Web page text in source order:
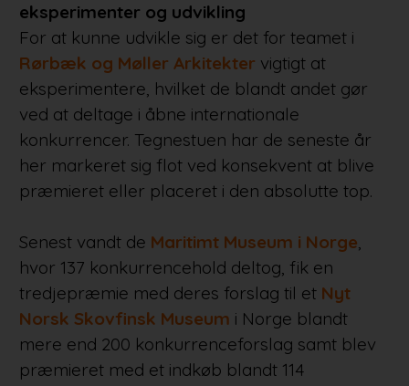
eksperimenter og udvikling
For at kunne udvikle sig er det for teamet i
Rørbæk og Møller Arkitekter vigtigt at
eksperimentere, hvilket de blandt andet gør
ved at deltage i åbne internationale
konkurrencer. Tegnestuen har de seneste år
her markeret sig flot ved konsekvent at blive
præmieret eller placeret i den absolutte top.
Senest vandt de Maritimt Museum i Norge,
hvor 137 konkurrencehold deltog, fik en
tredjepræmie med deres forslag til et Nyt
Norsk Skovfinsk Museum i Norge blandt
mere end 200 konkurrenceforslag samt blev
præmieret med et indkøb blandt 114